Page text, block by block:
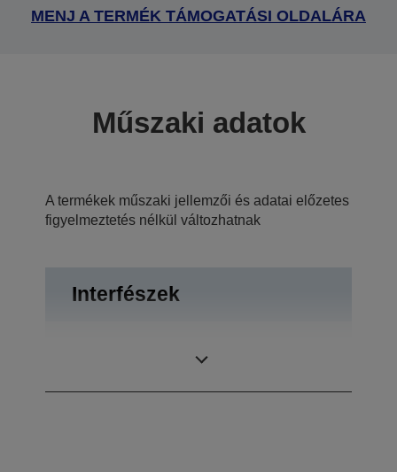
MENJ A TERMÉK TÁMOGATÁSI OLDALÁRA
Műszaki adatok
A termékek műszaki jellemzői és adatai előzetes
figyelmeztetés nélkül változhatnak
Interfészek